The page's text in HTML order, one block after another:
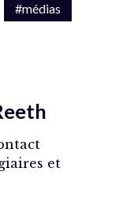
#médias
et